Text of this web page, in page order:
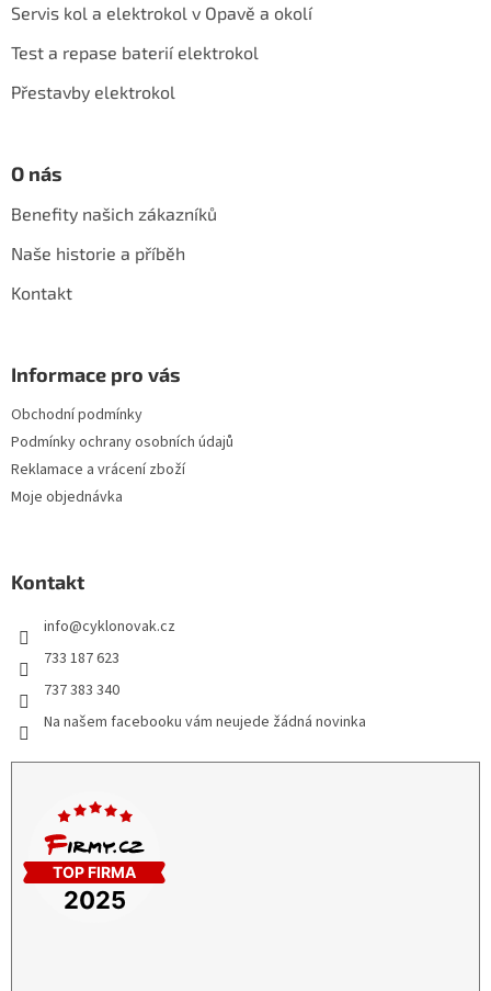
Servis kol a elektrokol v Opavě a okolí
Test a repase baterií elektrokol
Přestavby elektrokol
O nás
Benefity našich zákazníků
Naše historie a příběh
Kontakt
Informace pro vás
Obchodní podmínky
Podmínky ochrany osobních údajů
Reklamace a vrácení zboží
Moje objednávka
Kontakt
info@cyklonovak.cz
733 187 623
737 383 340
Na našem facebooku vám neujede žádná novinka